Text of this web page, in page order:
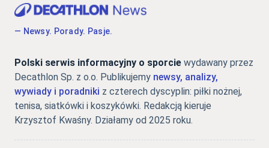
— Newsy. Porady. Pasje.
Polski serwis informacyjny o sporcie wydawany przez
Decathlon Sp. z o.o. Publikujemy newsy, analizy,
wywiady i poradniki z czterech dyscyplin: piłki nożnej,
tenisa, siatkówki i koszykówki. Redakcją kieruje
Krzysztof Kwaśny. Działamy od 2025 roku.